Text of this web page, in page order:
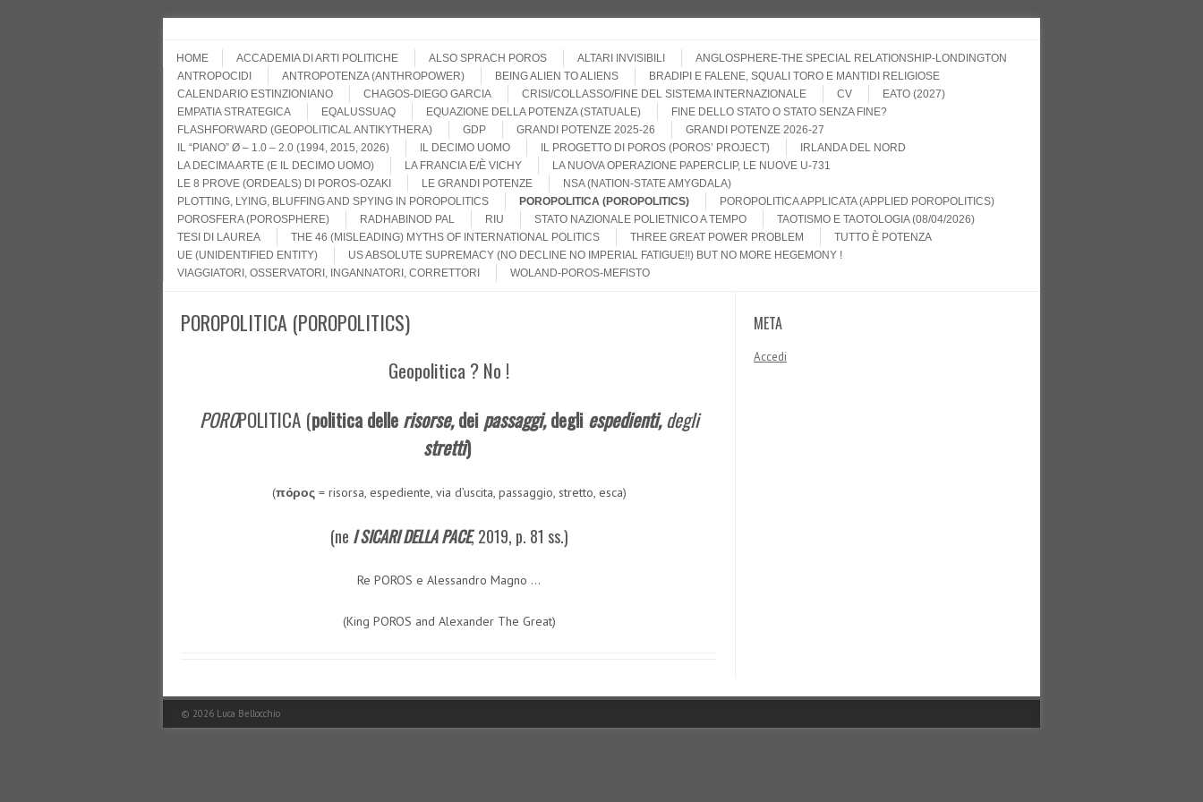
Menu
HOME
ACCADEMIA DI ARTI POLITICHE ALSO SPRACH POROS ALTARI INVISIBILI
ANGLOSPHERE-THE SPECIAL RELATIONSHIP-LONDINGTON
ANTROPOCIDI
ANTROPOTENZA (ANTHROPOWER) BEING ALIEN TO ALIENS
BRADIPI E FALENE, SQUALI TORO E MANTIDI RELIGIOSE
CALENDARIO ESTINZIONIANO
CHAGOS-DIEGO GARCIA CRISI/COLLASSO/FINE DEL SISTEMA INTERNAZIONALE CV
EATO (2027)
EMPATIA STRATEGICA
EQALUSSUAQ EQUAZIONE DELLA POTENZA (STATUALE)
FINE DELLO STATO O STATO SENZA FINE?
FLASHFORWARD (GEOPOLITICAL ANTIKYTHERA)
GDP GRANDI POTENZE 2025-26
GRANDI POTENZE 2026-27
IL “PIANO” Ø – 1.0 – 2.0 (1994, 2015, 2026)
IL DECIMO UOMO IL PROGETTO DI POROS (POROS’ PROJECT)
IRLANDA DEL NORD
LA DECIMA ARTE (E IL DECIMO UOMO)
LA FRANCIA E/È VICHY
LA NUOVA OPERAZIONE PAPERCLIP, LE NUOVE U-731
LE 8 PROVE (ORDEALS) DI POROS-OZAKI
LE GRANDI POTENZE
NSA (NATION-STATE AMYGDALA)
PLOTTING, LYING, BLUFFING AND SPYING IN POROPOLITICS
POROPOLITICA (POROPOLITICS)
POROPOLITICA APPLICATA (APPLIED POROPOLITICS)
POROSFERA (POROSPHERE)
RADHABINOD PAL RIU STATO NAZIONALE POLIETNICO A TEMPO
TAOTISMO E TAOTOLOGIA (08/04/2026)
TESI DI LAUREA
THE 46 (MISLEADING) MYTHS OF INTERNATIONAL POLITICS THREE GREAT POWER PROBLEM
TUTTO È POTENZA
UE (UNIDENTIFIED ENTITY)
US ABSOLUTE SUPREMACY (NO DECLINE NO IMPERIAL FATIGUE!!) BUT NO MORE HEGEMONY !
VIAGGIATORI, OSSERVATORI, INGANNATORI, CORRETTORI
WOLAND-POROS-MEFISTO
POROPOLITICA (POROPOLITICS)
Geopolitica ? No !
POROPOLITICA (politica dellerisorse,dei passaggi,degli espedienti,degli
stretti)
(πóρος= risorsa, espediente, via d’uscita, passaggio, stretto, esca)
(ne I SICARI DELLA PACE, 2019, p. 81 ss.)
Re POROS e Alessandro Magno …
(King POROS and Alexander The Great)
META
Accedi
© 2026 Luca Bellocchio